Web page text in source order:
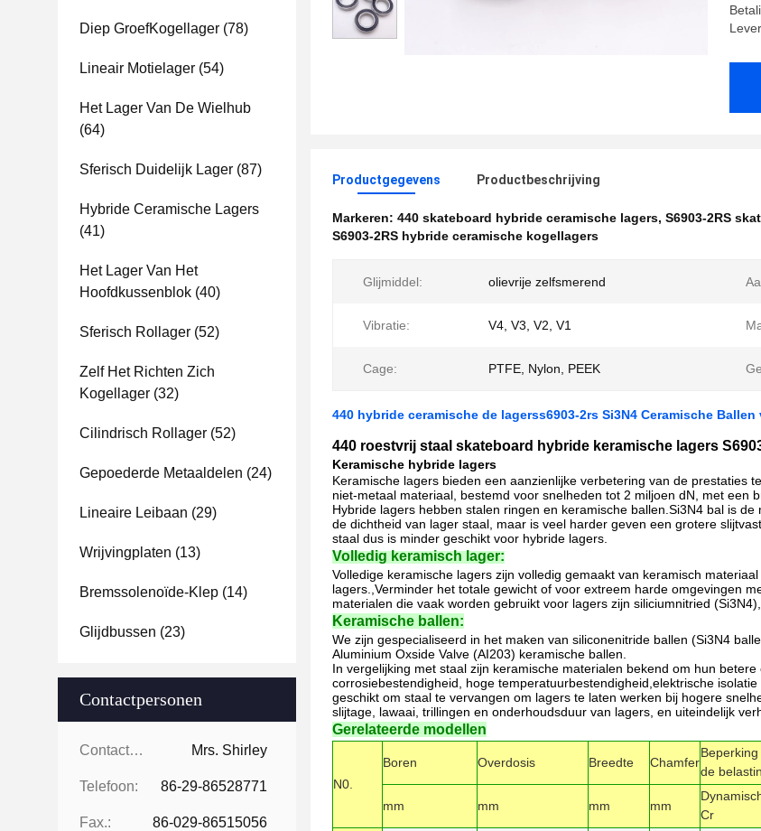
Diep GroefKogellager (78)
Lineair Motielager (54)
Het Lager Van De Wielhub
(64)
Sferisch Duidelijk Lager (87)
Hybride Ceramische Lagers
(41)
Het Lager Van Het
Hoofdkussenblok (40)
Sferisch Rollager (52)
Zelf Het Richten Zich
Kogellager (32)
Cilindrisch Rollager (52)
Gepoederde Metaaldelen (24)
Lineaire Leibaan (29)
Wrijvingplaten (13)
Bremssolenoïde-Klep (14)
Glijdbussen (23)
Contactpersonen
Contactpersonen: Mrs. Shirley
Telefoon: 86-29-86528771
Fax.: 86-029-86515056
Productgegevens Productbeschrijving
Markeren: 440 skateboard hybride ceramische lagers, S6903-2RS
S6903-2RS hybride ceramische kogellagers
Glijmiddel: olievrije zelfsmerend
Vibratie: V4, V3, V2, V1
Cage: PTFE, Nylon, PEEK
440 hybride ceramische de lagerss6903-2rs Si3N4 Ceramische
440 roestvrij staal skateboard hybride keramische lagers
Keramische hybride lagers
Keramische lagers bieden een aanzienlijke verbetering van de prestaties
niet-metaal materiaal, bestemd voor snelheden tot 2 miljoen dN, met een
Hybride lagers hebben stalen ringen en keramische ballen.Si3N4 bal is
de dichtheid van lager staal, maar is veel harder geven een grotere
staal dus is minder geschikt voor hybride lagers.
Volledig keramisch lager:
Volledige keramische lagers zijn volledig gemaakt van keramisch
lagers.,Verminder het totale gewicht of voor extreem harde omgevingen
materialen die vaak worden gebruikt voor lagers zijn siliciumnitried
Keramische ballen:
We zijn gespecialiseerd in het maken van siliconenitride ballen (Si3N4
Aluminium Oxside Valve (AI203) keramische ballen.
In vergelijking met staal zijn keramische materialen bekend om hun
corrosiebestendigheid, hoge temperatuurbestendigheid,elektrische
geschikt om staal te vervangen om lagers te laten werken bij hogere
slijtage, lawaai, trillingen en onderhoudsduur van lagers, en uiteindelijk
Gerelateerde modellen
N0.
Boren Overdosis Breedte Chamfer
Beperking
de
mm mm mm mm
Cr